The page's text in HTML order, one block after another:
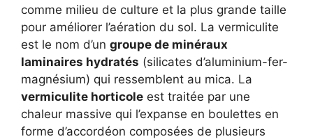
comme milieu de culture et la plus grande taille
pour améliorer l’aération du sol. La vermiculite
est le nom d’un groupe de minéraux
laminaires hydratés (silicates d’aluminium-fer-
magnésium) qui ressemblent au mica. La
vermiculite horticole est traitée par une
chaleur massive qui l’expanse en boulettes en
forme d’accordéon composées de plusieurs